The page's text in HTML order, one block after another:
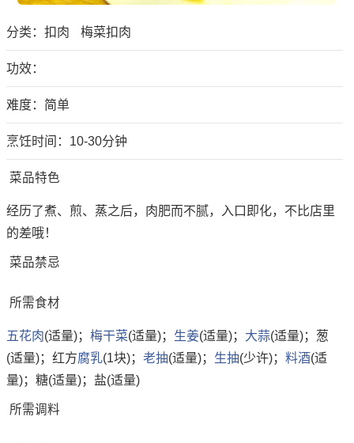
分类： 扣肉 梅菜扣肉
功效：
难度：简单
烹饪时间：10-30分钟
菜品特色
经历了煮、煎、蒸之后，肉肥而不腻，入口即化，不比店里
的差哦！
菜品禁忌
所需食材
五花肉(适量)； 梅干菜(适量)； 生姜(适量)； 大蒜(适量)；葱
(适量)；红方腐乳(1块)； 老抽(适量)； 生抽(少许)； 料酒(适
量)；糖(适量)；盐(适量)
所需调料